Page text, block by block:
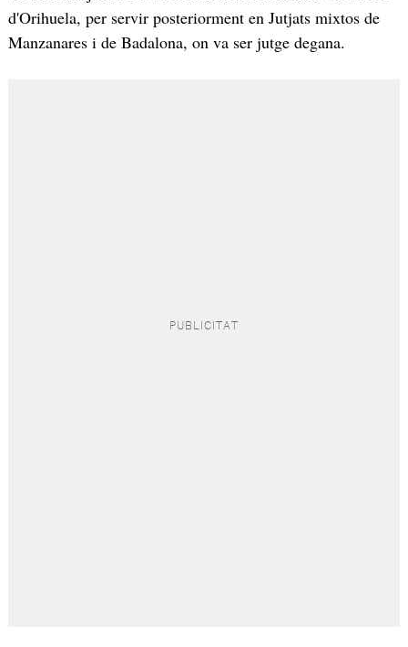
d'Orihuela, per servir posteriorment en Jutjats mixtos de
Manzanares i de Badalona, on va ser jutge degana.